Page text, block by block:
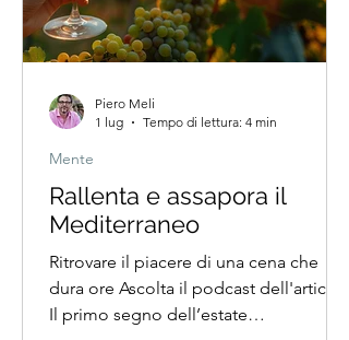
Rallenta e assapora il
Mediterraneo
Ritrovare il piacere di una cena che
dura ore Ascolta il podcast dell'articolo
Il primo segno dell’estate
Mente
Piero Meli
1 lug
Tempo di lettura: 4 min